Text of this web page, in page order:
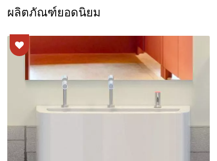
ผลิตภัณฑ์ยอดนิยม